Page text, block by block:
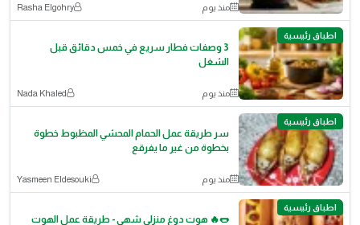
منذ يوم Rasha Elgohry
اطباق رئيسية
3 وصفات فطار سريع في خمس دقائق قبل
الشغل
منذ يوم Nada Khaled
اطباق رئيسية
سر طريقة عمل الحمام المحشي المظبوط خطوة
بخطوة من غير ما يفرقع
منذ يوم Yasmeen Eldesouki
اطباق رئيسية
🌭🔥 هوت دوغ منزلي شهي - طريقة عمل الهوت